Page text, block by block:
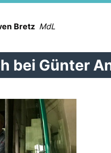
Bretz MdL
bei Günter